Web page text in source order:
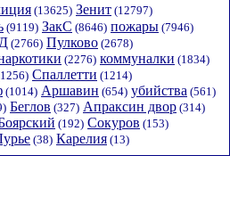
(13625) Зенит (12797)
(9119) ЗакС (8646) пожары (7946)
(2766) Пулково (2678)
(2276) коммуналки (1834)
Спаллетти (1214)
(1014) Аршавин (654) убийства (561)
Беглов (327) Апраксин двор (314)
(192) Сокуров (153)
(38) Карелия (13)